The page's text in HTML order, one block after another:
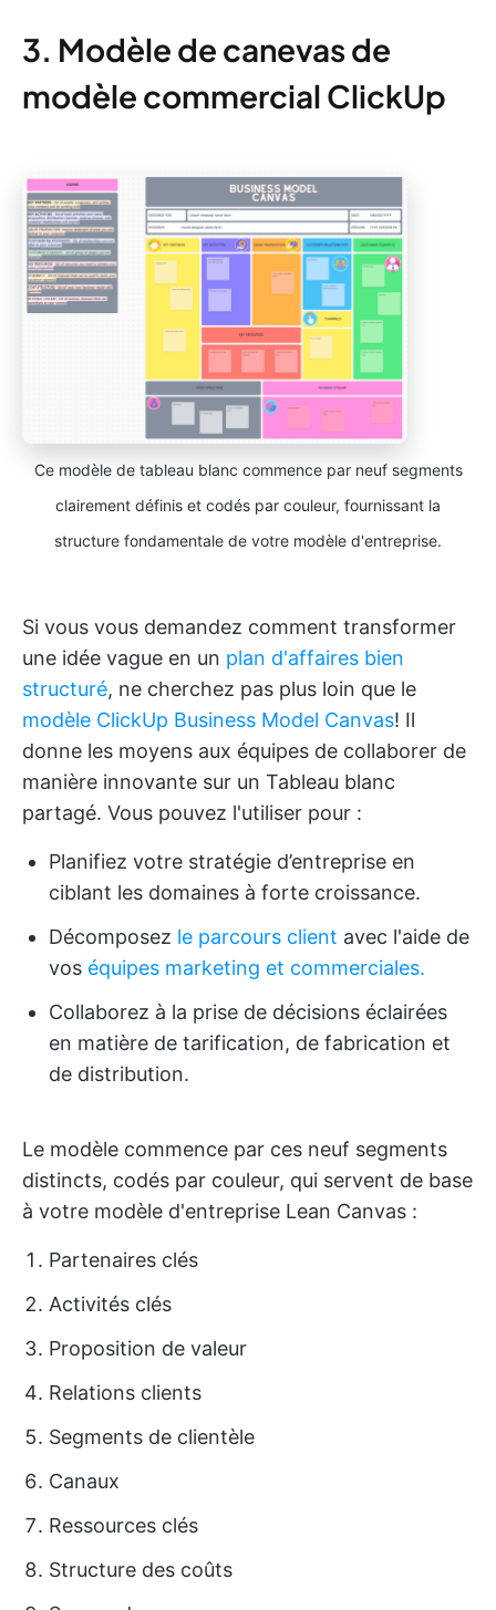
3. Modèle de canevas de
modèle commercial ClickUp
Ce modèle de tableau blanc commence par neuf segments
clairement définis et codés par couleur, fournissant la
structure fondamentale de votre modèle d'entreprise.
Si vous vous demandez comment transformer
une idée vague en un plan d'affaires bien
structuré, ne cherchez pas plus loin que le
modèle ClickUp Business Model Canvas! Il
donne les moyens aux équipes de collaborer de
manière innovante sur un Tableau blanc
partagé. Vous pouvez l'utiliser pour :
Planifiez votre stratégie d’entreprise en
ciblant les domaines à forte croissance.
Décomposez le parcours client avec l'aide de
vos équipes marketing et commerciales.
Collaborez à la prise de décisions éclairées
en matière de tarification, de fabrication et
de distribution.
Le modèle commence par ces neuf segments
distincts, codés par couleur, qui servent de base
à votre modèle d'entreprise Lean Canvas :
Partenaires clés
Activités clés
Proposition de valeur
Relations clients
Segments de clientèle
Canaux
Ressources clés
Structure des coûts